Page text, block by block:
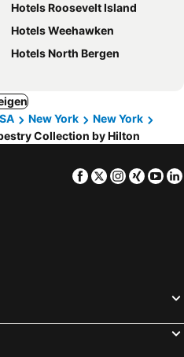
Hotels Roosevelt Island
Hotels Weehawken
Hotels North Bergen
New York
New York
Collection by Hilton
Facebook
TwitterXing